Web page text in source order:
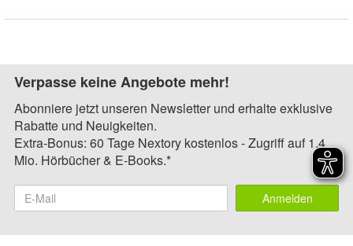
Verpasse keine Angebote mehr!
Abonniere jetzt unseren Newsletter und erhalte exklusive
Rabatte und Neuigkeiten.
Extra-Bonus: 60 Tage Nextory kostenlos - Zugriff auf 1,4
Mio. Hörbücher & E-Books.*
Anmelden